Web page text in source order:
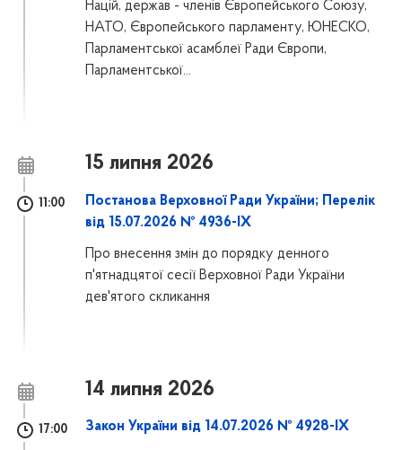
Націй, держав - членів Європейського Союзу,
НАТО, Європейського парламенту, ЮНЕСКО,
Парламентської асамблеї Ради Європи,
Парламентської...
15 липня 2026
11:00
Постанова Верховної Ради України; Перелік
від 15.07.2026 № 4936-IX
Про внесення змін до порядку денного
п'ятнадцятої сесії Верховної Ради України
дев'ятого скликання
14 липня 2026
17:00 Закон України від 14.07.2026 № 4928-IX